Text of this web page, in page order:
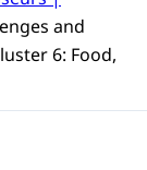
and
6: Food,